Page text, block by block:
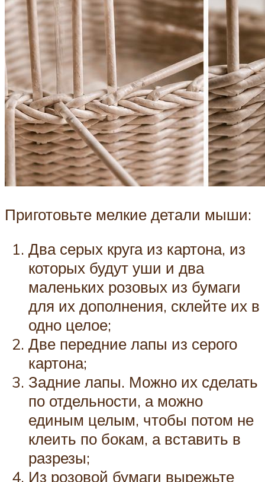
Приготовьте мелкие детали мыши:
Два серых круга из картона, из
которых будут уши и два
маленьких розовых из бумаги
для их дополнения, склейте их в
одно целое;
Две передние лапы из серого
картона;
Задние лапы. Можно их сделать
по отдельности, а можно
единым целым, чтобы потом не
клеить по бокам, а вставить в
разрезы;
Из розовой бумаги вырежьте